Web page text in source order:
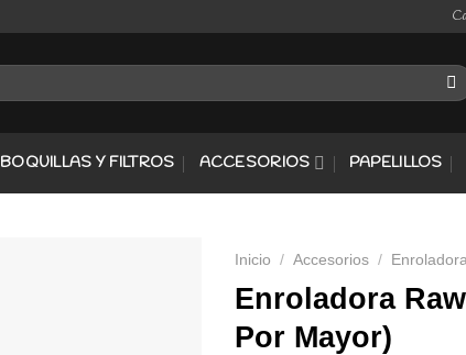
BOQUILLAS Y FILTROS ACCESORIOS PAPELILLOS
Inicio / Accesorios /
Enroladora
Por Mayor)